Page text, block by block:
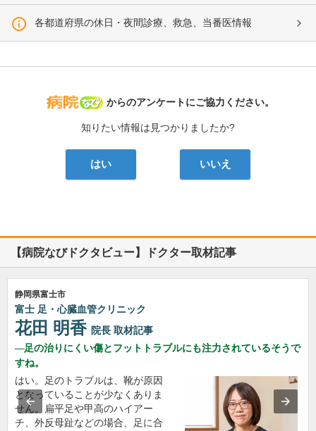
各都道府県の休日・夜間診療、救急、当番医情報
病院なび
からのアンケートにご協力ください。
知りたい情報は見つかりましたか?
はい いいえ
【病院なびドクタビュー】ドクター取材記事
静岡県富士市
富士 足・心臓血管クリニック
花田 明香 院長 取材記事
足の治りにくい傷とフットトラブルにも注力されているそうで
すね。
はい。足のトラブルは、靴が原因
となっていることが少なくありま
せん。扁平足や甲高のハイアー
チ、外反母趾などの場合、足に合